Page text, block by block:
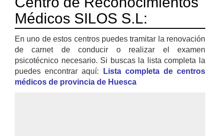
Médicos SILOS S.L:
En uno de estos centros puedes tramitar la renovación
de carnet de conducir o realizar el examen
psicotécnico necesario. Si buscas la lista completa la
puedes encontrar aquí:
Lista completa de centros
médicos de provincia de Huesca